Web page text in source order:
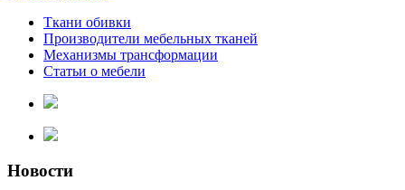
Ткани обивки
Производители мебельных тканей
Механизмы трансформации
Статьи о мебели
Новости